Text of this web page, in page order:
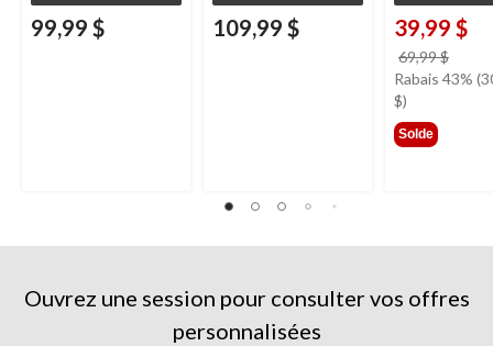
99,99 $ 109,99 $ 39,99 $
69,99 $
était
Rabais 43%
$)
Solde
Ouvrez une session pour consulter vos offres
personnalisées